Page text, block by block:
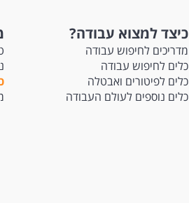
כיצד למצוא עבודה?
מדריכים לחיפוש עבודה
כלים לחיפוש עבודה
כלים לפיטורים ואבטלה
כלים נוספים לעולם העבודה